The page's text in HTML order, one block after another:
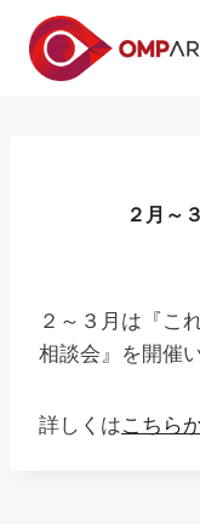
２月～
２～３月は『こ
相談会』を開催
詳しくはこちら